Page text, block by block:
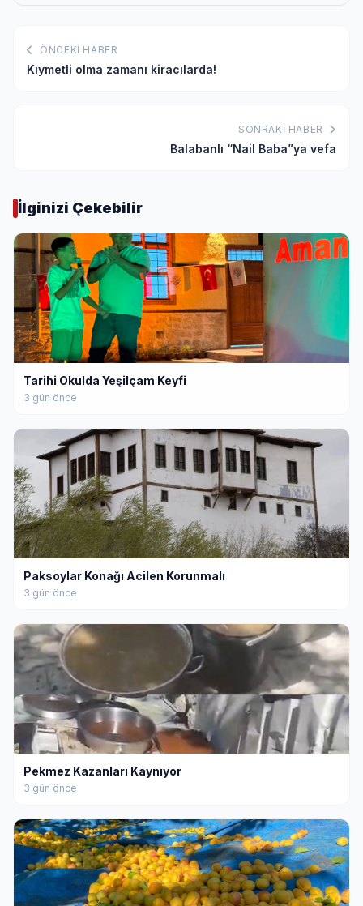
ÖNCEKI HABER
Kıymetli olma zamanı kiracılarda!
SONRAKI HABER
Balabanlı “Nail Baba”ya vefa
İlginizi Çekebilir
Tarihi Okulda Yeşilçam Keyfi
3 gün önce
Paksoylar Konağı Acilen Korunmalı
3 gün önce
Pekmez Kazanları Kaynıyor
3 gün önce